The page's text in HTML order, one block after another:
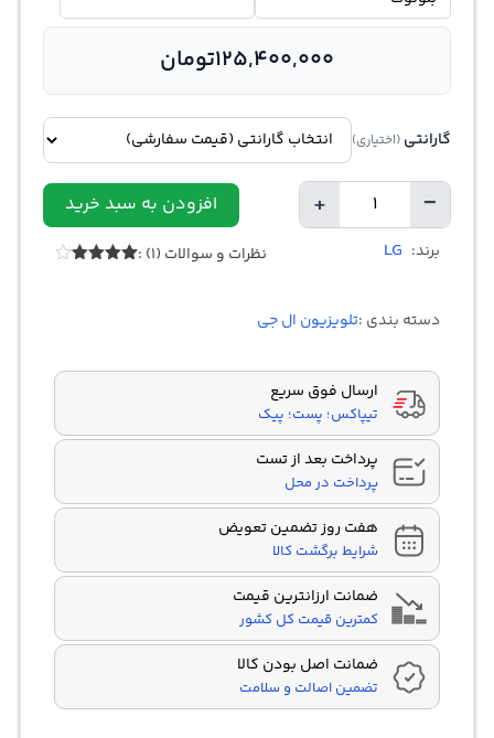
125,400,000تومان
گارانتی (اختیاری)
−
تعداد + افزودن به سبد خرید
برند: LG نظرات و سوالات (1) :
دسته بندی :تلویزیون ال جی
ارسال فوق سریع
تیپاکس؛ پست؛ پیک
پرداخت بعد از تست
پرداخت در محل
هفت روز تضمین تعویض
شرایط برگشت کالا
ضمانت ارزانترین قیمت
کمترین قیمت کل کشور
ضمانت اصل بودن کالا
تضمین اصالت و سلامت